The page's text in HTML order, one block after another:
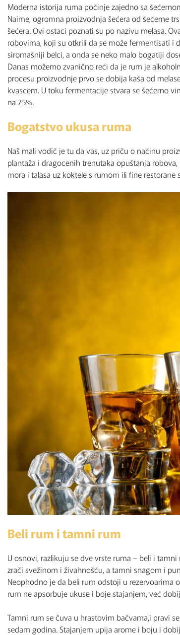
Moderna istorija ruma počinje zajedno sa
Naime, ogromna proizvodnja šećera od šećerne
šećera. Ovi ostaci poznati su po nazivu melasa.
robovima, koji su otkrili da se može fermentisati i
siromašniji belci, a onda se neko malo bogatiji
Danas možemo zvanično reći da je rum je
procesu proizvodnje prvo se dobija kaša od
kvascem. U toku fermentacije stvara se šećerno
na 75%.
Bogatstvo ukusa ruma
Naš mali vodič je tu da vas, uz priču o načinu
plantaža i dragocenih trenutaka opuštanja
mora i talasa uz koktele s rumom ili fine
Beli rum i tamni rum
U osnovi, razlikuju se dve vrste ruma – beli i
zrači svežinom i živahnošću, a tamni snagom i
Neophodno je da beli rum odstoji u rezervoarima
rum ne apsorbuje ukuse i boje stajanjem, već
Tamni rum se čuva u hrastovim bačvama,i pravi
sedam godina. Stajanjem upija arome i boju i